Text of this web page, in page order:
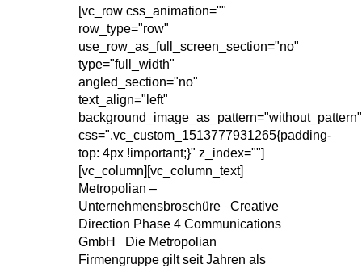
[vc_row css_animation=""
row_type="row"
use_row_as_full_screen_section="no"
type="full_width"
angled_section="no"
text_align="left"
background_image_as_pattern="without_pattern"
css=".vc_custom_1513777931265{padding-
top: 4px !important;}" z_index=""]
[vc_column][vc_column_text]
Metropolian –
Unternehmensbroschüre Creative
Direction Phase 4 Communications
GmbH Die Metropolian
Firmengruppe gilt seit Jahren als